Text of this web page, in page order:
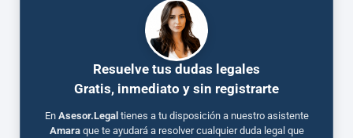
Resuelve tus dudas legales
Gratis, inmediato y sin registrarte
En Asesor.Legal tienes a tu disposición a nuestro asistente
Amaraque te ayudará a resolver cualquier duda legal que